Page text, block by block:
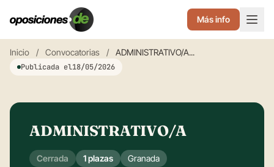
Más info
Inicio / Convocatorias / ADMINISTRATIVO/A...
Publicada el18/05/2026
ADMINISTRATIVO/A
Cerrada 1 plazas
Granada